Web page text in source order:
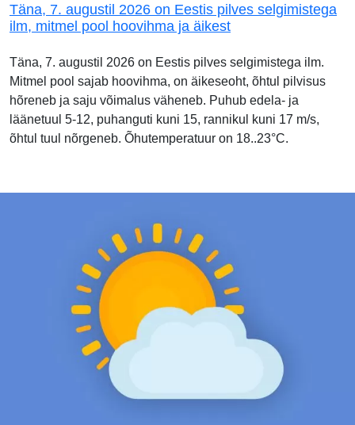
Täna, 7. augustil 2026 on Eestis pilves selgimistega
ilm, mitmel pool hoovihma ja äikest
Täna, 7. augustil 2026 on Eestis pilves selgimistega ilm.
Mitmel pool sajab hoovihma, on äikeseoht, õhtul pilvisus
hõreneb ja saju võimalus väheneb. Puhub edela- ja
läänetuul 5-12, puhanguti kuni 15, rannikul kuni 17 m/s,
õhtul tuul nõrgeneb. Õhutemperatuur on 18..23°C.